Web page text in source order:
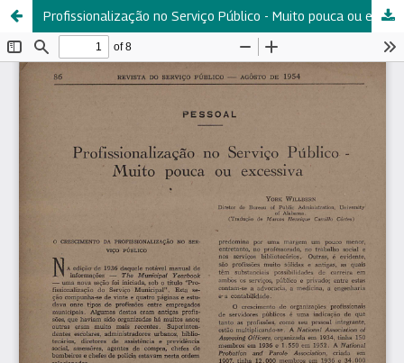
Profissionalização no Serviço Público - Muito pouca ou excessiva